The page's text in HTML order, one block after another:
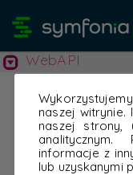
naszej
naszej strony,
informacje z
lub uzyskanymi
WebAPI